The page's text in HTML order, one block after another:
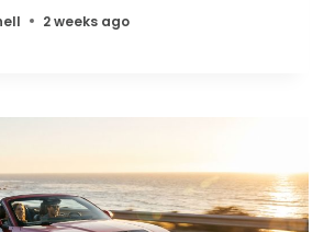
2 weeks ago